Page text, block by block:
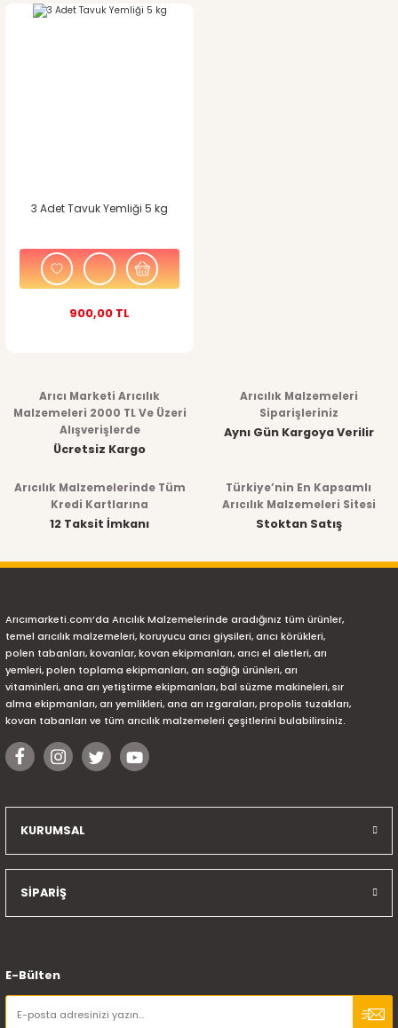
3 Adet Tavuk Yemliği 5 kg
900,00 TL
Arıcı Marketi Arıcılık
Malzemeleri 2000 TL Ve Üzeri
Alışverişlerde
Ücretsiz Kargo
Arıcılık Malzemeleri
Siparişleriniz
Aynı Gün Kargoya Verilir
Arıcılık Malzemelerinde Tüm
Kredi Kartlarına
12 Taksit İmkanı
Türkiye’nin En Kapsamlı
Arıcılık Malzemeleri Sitesi
Stoktan Satış
Arıcımarketi.com’da Arıcılık Malzemelerinde aradığınız tüm ürünler,
temel arıcılık malzemeleri, koruyucu arıcı giysileri, arıcı körükleri,
polen tabanları, kovanlar, kovan ekipmanları, arıcı el aletleri, arı
yemleri, polen toplama ekipmanları, arı sağlığı ürünleri, arı
vitaminleri, ana arı yetiştirme ekipmanları, bal süzme makineleri, sır
alma ekipmanları, arı yemlikleri, ana arı ızgaraları, propolis tuzakları,
kovan tabanları ve tüm arıcılık malzemeleri çeşitlerini bulabilirsiniz.
KURUMSAL
SİPARİŞ
E-Bülten